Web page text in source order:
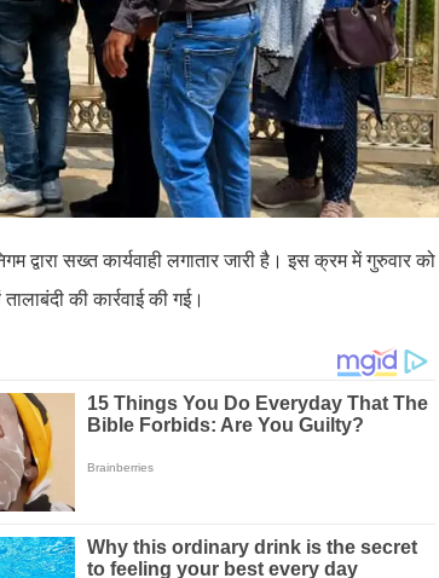
सख्त कार्यवाही लगातार जारी है। इस क्रम में गुरुवार को
की कार्रवाई की गई।